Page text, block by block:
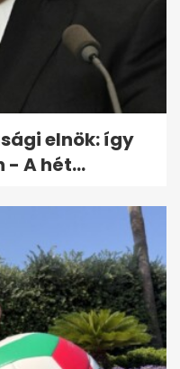
búcsú Keleti
elnök: így
- A hét...